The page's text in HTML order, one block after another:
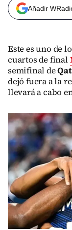
Añadir
Este es uno de
cuartos de final
semifinal de
dejó fuera a la
llevará a cabo